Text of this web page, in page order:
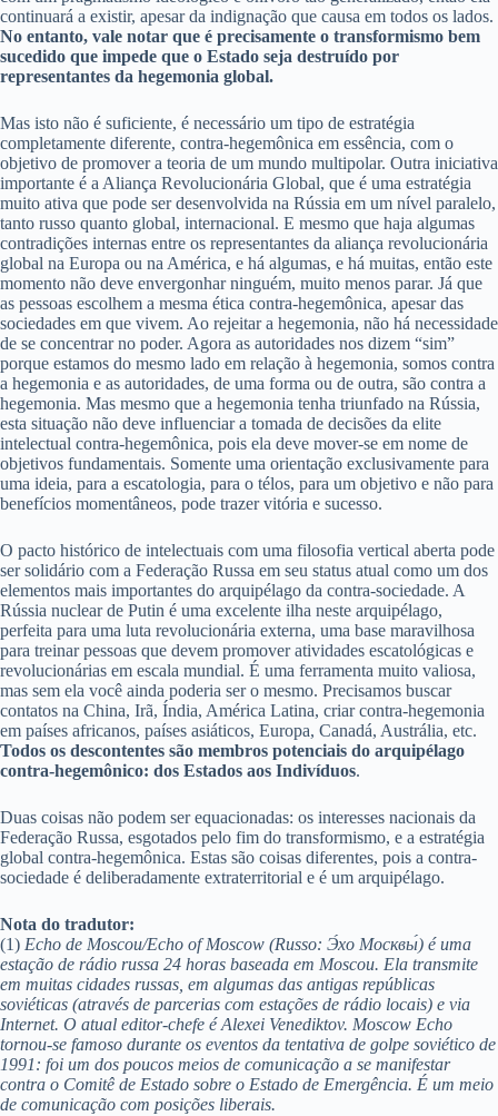
continuará a existir, apesar da indignação que causa em todos os lados.
No entanto, vale notar que é precisamente o transformismo bem
sucedido que impede que o Estado seja destruído por
representantes da hegemonia global.
Mas isto não é suficiente, é necessário um tipo de estratégia
completamente diferente, contra-hegemônica em essência, com o
objetivo de promover a teoria de um mundo multipolar. Outra iniciativa
importante é a Aliança Revolucionária Global, que é uma estratégia
muito ativa que pode ser desenvolvida na Rússia em um nível paralelo,
tanto russo quanto global, internacional. E mesmo que haja algumas
contradições internas entre os representantes da aliança revolucionária
global na Europa ou na América, e há algumas, e há muitas, então este
momento não deve envergonhar ninguém, muito menos parar. Já que
as pessoas escolhem a mesma ética contra-hegemônica, apesar das
sociedades em que vivem. Ao rejeitar a hegemonia, não há necessidade
de se concentrar no poder. Agora as autoridades nos dizem “sim”
porque estamos do mesmo lado em relação à hegemonia, somos contra
a hegemonia e as autoridades, de uma forma ou de outra, são contra a
hegemonia. Mas mesmo que a hegemonia tenha triunfado na Rússia,
esta situação não deve influenciar a tomada de decisões da elite
intelectual contra-hegemônica, pois ela deve mover-se em nome de
objetivos fundamentais. Somente uma orientação exclusivamente para
uma ideia, para a escatologia, para o télos, para um objetivo e não para
benefícios momentâneos, pode trazer vitória e sucesso.
O pacto histórico de intelectuais com uma filosofia vertical aberta pode
ser solidário com a Federação Russa em seu status atual como um dos
elementos mais importantes do arquipélago da contra-sociedade. A
Rússia nuclear de Putin é uma excelente ilha neste arquipélago,
perfeita para uma luta revolucionária externa, uma base maravilhosa
para treinar pessoas que devem promover atividades escatológicas e
revolucionárias em escala mundial. É uma ferramenta muito valiosa,
mas sem ela você ainda poderia ser o mesmo. Precisamos buscar
contatos na China, Irã, Índia, América Latina, criar contra-hegemonia
em países africanos, países asiáticos, Europa, Canadá, Austrália, etc.
Todos os descontentes são membros potenciais do arquipélago
contra-hegemônico: dos Estados aos Indivíduos.
Duas coisas não podem ser equacionadas: os interesses nacionais da
Federação Russa, esgotados pelo fim do transformismo, e a estratégia
global contra-hegemônica. Estas são coisas diferentes, pois a contra-
sociedade é deliberadamente extraterritorial e é um arquipélago.
Nota do tradutor:
(1) Echo de Moscou/Echo of Moscow (Russo: Э́хо Москвы́) é uma
estação de rádio russa 24 horas baseada em Moscou. Ela transmite
em muitas cidades russas, em algumas das antigas repúblicas
soviéticas (através de parcerias com estações de rádio locais) e via
Internet. O atual editor-chefe é Alexei Venediktov. Moscow Echo
tornou-se famoso durante os eventos da tentativa de golpe soviético de
1991: foi um dos poucos meios de comunicação a se manifestar
contra o Comitê de Estado sobre o Estado de Emergência. É um meio
de comunicação com posições liberais.